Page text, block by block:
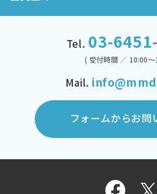
Tel. 03-
( 受付時間 ／ 10:00～
Mail.
フォームからお問